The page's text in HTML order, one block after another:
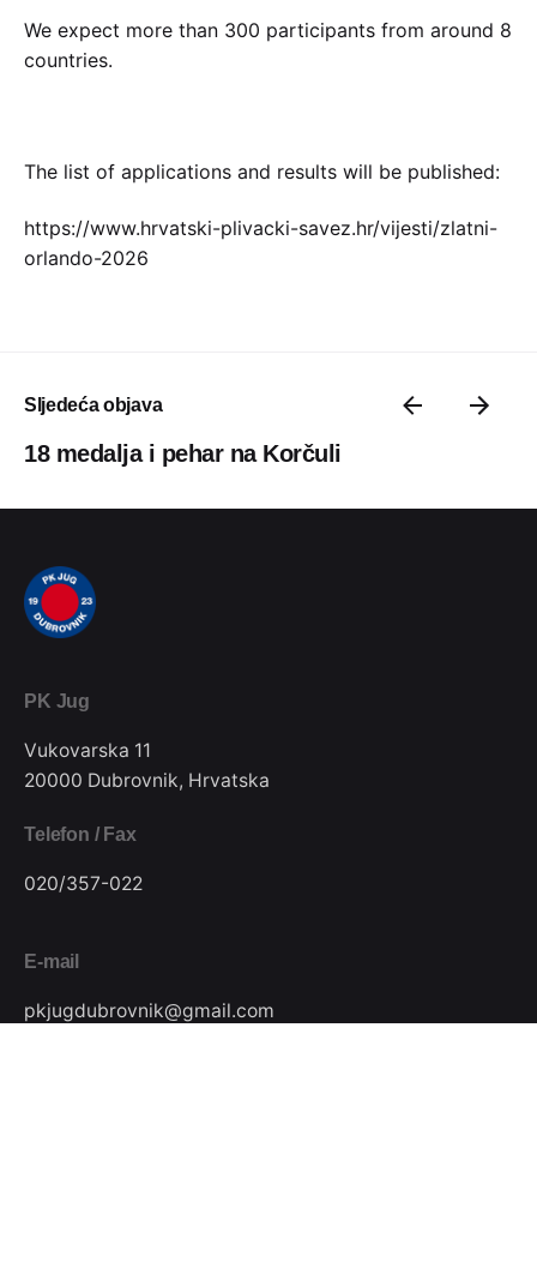
We expect more than 300 participants from around 8
countries.
The list of applications and results will be published:
https://www.hrvatski-plivacki-savez.hr/vijesti/zlatni-
orlando-2026
Sljedeća objava
18 medalja i pehar na Korčuli
PK Jug
Vukovarska 11
20000 Dubrovnik, Hrvatska
Telefon / Fax
020/357-022
E-mail
pkjugdubrovnik@gmail.com